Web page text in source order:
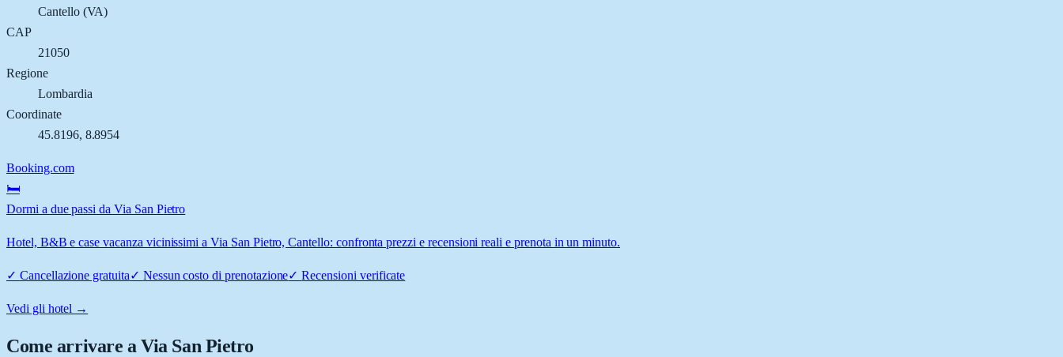
Cantello(VA)
CAP
21050
Regione
Lombardia
Coordinate
45.8196, 8.8954
Booking.com
🛏️
Dormi a due passi da Via San Pietro
Hotel, B&B e case vacanza vicinissimi a Via San Pietro, Cantello: confronta prezzi e recensioni reali e prenota in un minuto.
✓ Cancellazione gratuita✓ Nessun costo di prenotazione✓Recensioni verificate
Vedi gli hotel →
Come arrivare aVia San Pietro